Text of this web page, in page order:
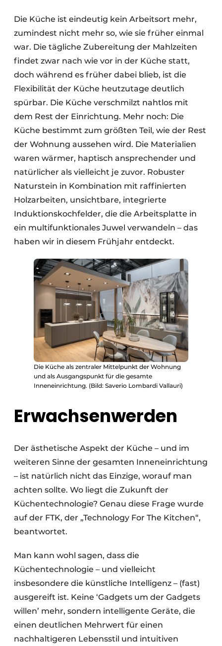
Die Küche ist eindeutig kein Arbeitsort mehr,
zumindest nicht mehr so, wie sie früher einmal
war. Die tägliche Zubereitung der Mahlzeiten
findet zwar nach wie vor in der Küche statt,
doch während es früher dabei blieb, ist die
Flexibilität der Küche heutzutage deutlich
spürbar. Die Küche verschmilzt nahtlos mit
dem Rest der Einrichtung. Mehr noch: Die
Küche bestimmt zum größten Teil, wie der Rest
der Wohnung aussehen wird. Die Materialien
waren wärmer, haptisch ansprechender und
natürlicher als vielleicht je zuvor. Robuster
Naturstein in Kombination mit raffinierten
Holzarbeiten, unsichtbare, integrierte
Induktionskochfelder, die die Arbeitsplatte in
ein multifunktionales Juwel verwandeln – das
haben wir in diesem Frühjahr entdeckt.
Die Küche als zentraler Mittelpunkt der Wohnung
und als Ausgangspunkt für die gesamte
Inneneinrichtung. (Bild: Saverio Lombardi Vallauri)
Erwachsenwerden
Der ästhetische Aspekt der Küche – und im
weiteren Sinne der gesamten Inneneinrichtung
– ist natürlich nicht das Einzige, worauf man
achten sollte. Wo liegt die Zukunft der
Küchentechnologie? Genau diese Frage wurde
auf der FTK, der „Technology For The Kitchen“,
beantwortet.
Man kann wohl sagen, dass die
Küchentechnologie – und vielleicht
insbesondere die künstliche Intelligenz – (fast)
ausgereift ist. Keine ‘Gadgets um der Gadgets
willen’ mehr, sondern intelligente Geräte, die
einen deutlichen Mehrwert für einen
nachhaltigeren Lebensstil und intuitiven